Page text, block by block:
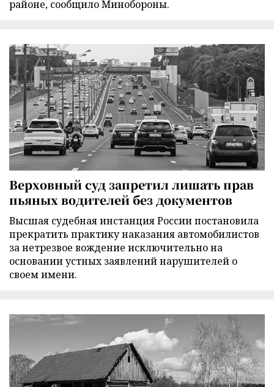
районе, сообщило Минобороны.
Верховный суд запретил лишать прав
пьяных водителей без документов
Высшая судебная инстанция России постановила
прекратить практику наказания автомобилистов
за нетрезвое вождение исключительно на
основании устных заявлений нарушителей о
своем имени.